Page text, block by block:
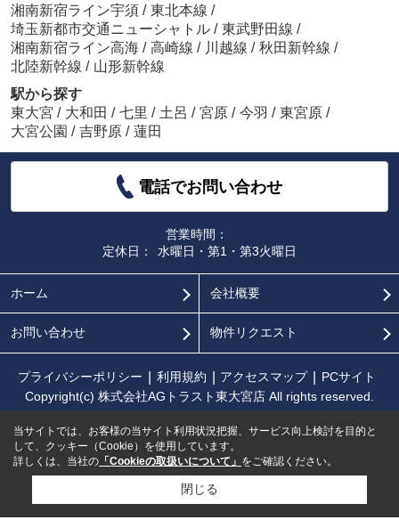
湘南新宿ライン宇須 / 東北本線 /
埼玉新都市交通ニューシャトル / 東武野田線 /
湘南新宿ライン高海 / 高崎線 / 川越線 / 秋田新幹線 /
北陸新幹線 / 山形新幹線
駅から探す
東大宮 / 大和田 / 七里 / 土呂 / 宮原 / 今羽 / 東宮原 /
大宮公園 / 吉野原 / 蓮田
電話でお問い合わせ
営業時間：
定休日：
水曜日・第1・第3火曜日
ホーム 会社概要
お問い合わせ 物件リクエスト
プライバシーポリシー 利用規約 アクセスマップ
PCサイト
Copyright(c) 株式会社AGトラスト東大宮店 All rights reserved.
当サイトでは、お客様の当サイト利用状況把握、サービス向上検討を目的と
して、クッキー（Cookie）を使用しています。
詳しくは、当社の 「Cookieの取扱いについて」 をご確認ください。
閉じる